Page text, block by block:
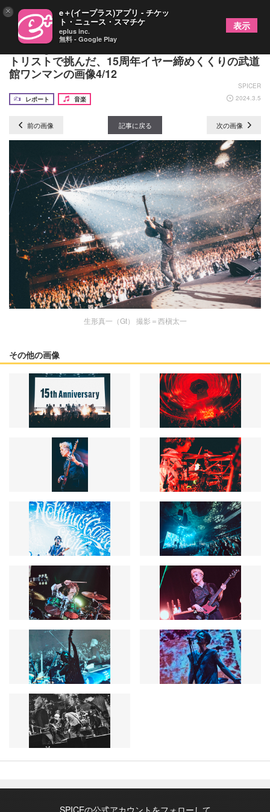
Nothing's Carved In Stoneが30曲超えの圧巻セッ
トリストで挑んだ、15周年イヤー締めくくりの武道
館ワンマンの画像4/12
SPICER
レポート
音楽 2024.3.5
前の画像 記事に戻る 次の画像
生形真一（Gt） 撮影＝西槇太一
その他の画像
SPICEの公式アカウントをフォローして
× e＋(イープラス)アプリ - チケッ
ト・ニュース・スマチケ
eplus inc.
無料 - Google Play
表示